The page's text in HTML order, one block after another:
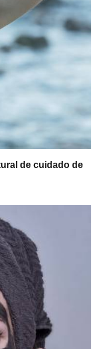
de cuidado de